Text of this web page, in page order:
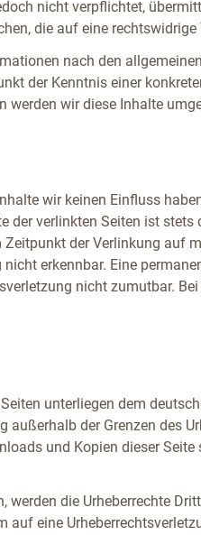
nicht verpflichtet,
die auf eine
nach den
der Kenntnis einer
werden wir diese Inhalte
wir keinen Einfluss
der verlinkten Seiten ist stets
der Verlinkung auf
erkennbar. Eine
nicht zumutbar.
unterliegen dem
der Grenzen des
und Kopien dieser Seite
die Urheberrechte
auf eine